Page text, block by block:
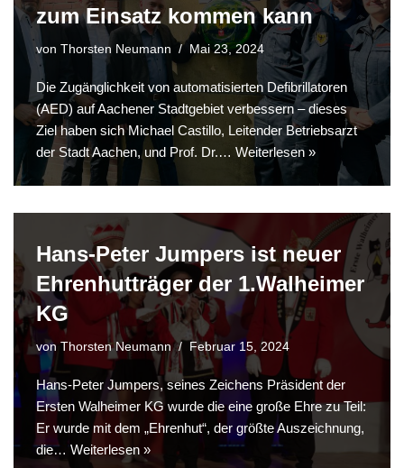
zum Einsatz kommen kann
von Thorsten Neumann Mai 23, 2024
Die Zugänglichkeit von automatisierten Defibrillatoren
(AED) auf Aachener Stadtgebiet verbessern – dieses
Ziel haben sich Michael Castillo, Leitender Betriebsarzt
der Stadt Aachen, und Prof. Dr.… Weiterlesen »
Hans-Peter Jumpers ist neuer
Ehrenhutträger der 1.Walheimer
KG
vonThorsten Neumann Februar 15, 2024
Hans-Peter Jumpers, seines Zeichens Präsident der
Ersten Walheimer KG wurde die eine große Ehre zu Teil:
Er wurde mit dem „Ehrenhut“, der größte Auszeichnung,
die…Weiterlesen »